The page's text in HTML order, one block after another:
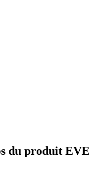
du produit EVE